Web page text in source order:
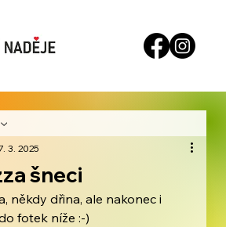
šneci
3. 2025
někdy dřina, ale nakonec i
fotek níže :-)